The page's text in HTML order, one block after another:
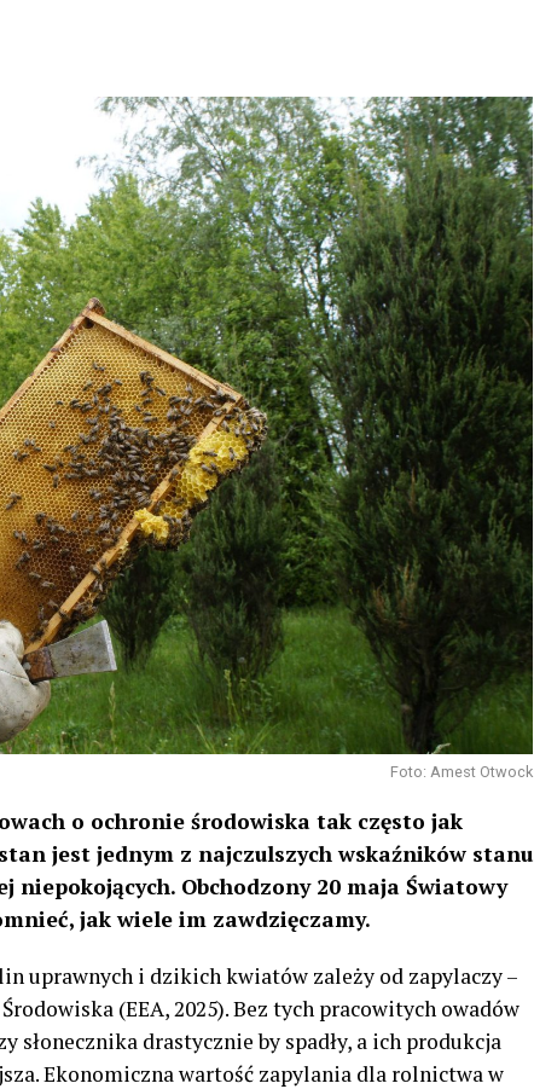
Foto: Amest Otwock
o ochronie środowiska tak często jak
jest jednym z najczulszych wskaźników stanu
niepokojących. Obchodzony 20 maja Światowy
jak wiele im zawdzięczamy.
uprawnych i dzikich kwiatów zależy od zapylaczy –
(EEA, 2025). Bez tych pracowitych owadów
słonecznika drastycznie by spadły, a ich produkcja
Ekonomiczna wartość zapylania dla rolnictwa w